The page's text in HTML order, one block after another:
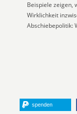
Beispiele zeigen,
Wirklichkeit
Abschiebepolitik:
spenden